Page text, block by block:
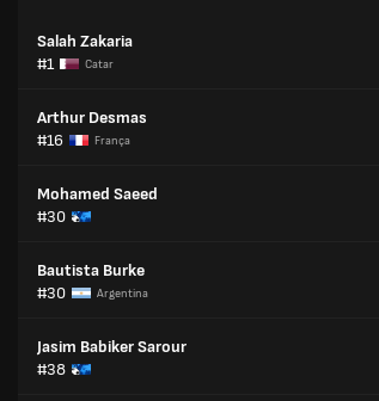
Salah Zakaria
#1
Catar
Arthur Desmas
#16
França
Mohamed Saeed
#30
Bautista Burke
#30
Argentina
Jasim Babiker Sarour
#38